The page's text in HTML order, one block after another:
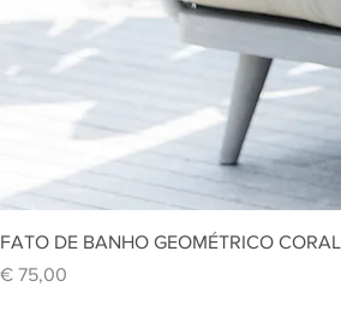
FATO DE BANHO GEOMÉTRICO CORAL
Preço
€ 75,00